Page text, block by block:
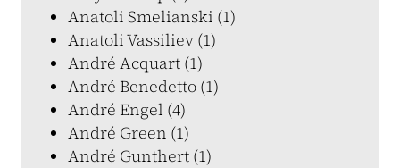
Anatoli Smelianski (1)
Anatoli Vassiliev (1)
André Acquart (1)
André Benedetto (1)
André Engel (4)
André Green (1)
André Gunthert (1)